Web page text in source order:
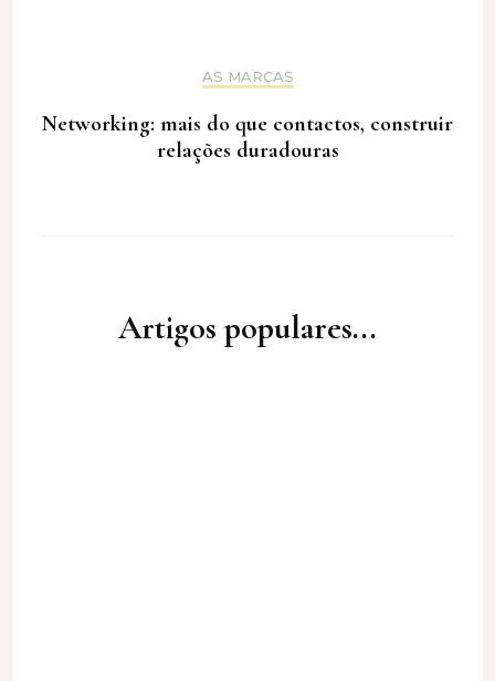
AS MARCAS
Networking: mais do que contactos, construir
relações duradouras
Artigos populares...